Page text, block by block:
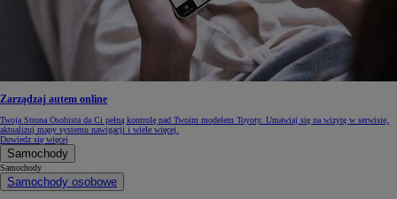
Zarządzaj autem online
Twoja Strona Osobista da Ci pełną kontrolę nad Twoim modelem Toyoty. Umawiaj się na wizytę w serwisie,
aktualizuj mapy systemu nawigacji i wiele więcej.
Dowiedz się więcej
Samochody
Samochody
Samochody osobowe